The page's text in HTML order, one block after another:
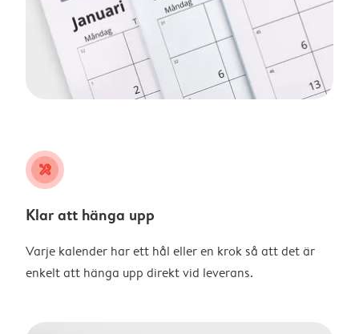
tools
Klar att hänga upp
Varje kalender har ett hål eller en krok så att det är
enkelt att hänga upp direkt vid leverans.